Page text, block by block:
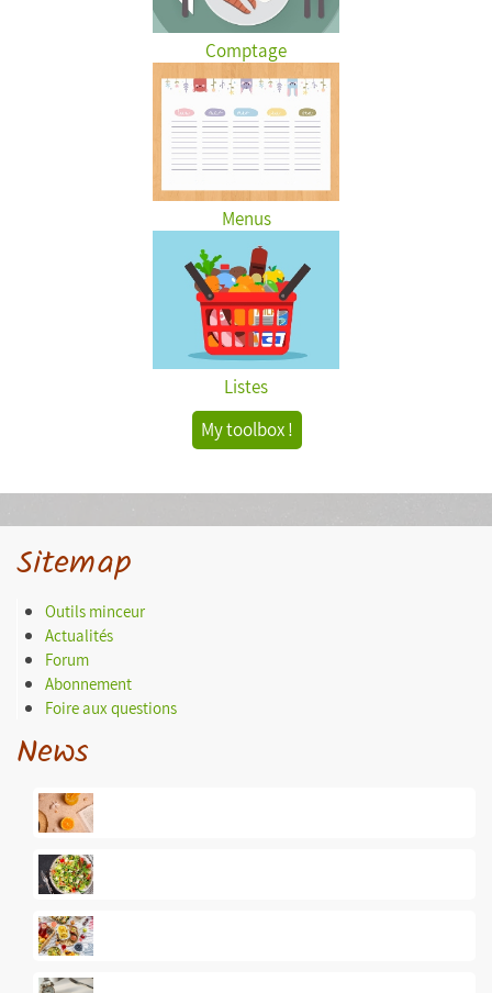
Comptage
Menus
Listes
My toolbox !
Sitemap
Outils minceur
Actualités
Forum
Abonnement
Foire aux questions
News